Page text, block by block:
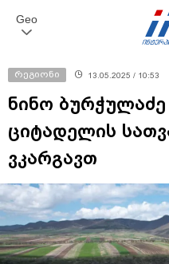
Geo
რეგიონი 13.05.2025 / 10:53
ნინო ბურჭულაძე
ციტადელის
ვკარგავთ